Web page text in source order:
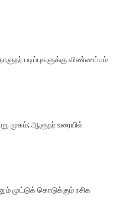
படிப்புகளுக்கு விண்ணப்பம்
முகம்; ஆளுநர் உரையில்
முட்டுக் கொடுக்கும் ரசிக